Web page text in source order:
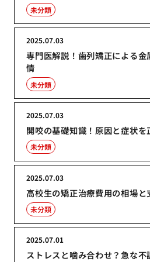
未分類
専門医解説！歯列矯正による
情
2025.07.03
未分類
開咬の基礎知識！原因と症状を
2025.07.03
未分類
高校生の矯正治療費用の相場と
2025.07.03
未分類
ストレスと噛み合わせ？急な不
2025.07.01